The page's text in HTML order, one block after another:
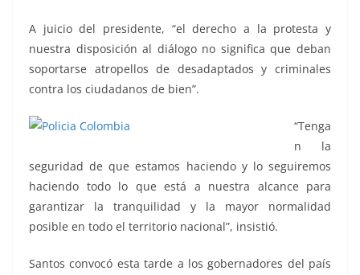
A juicio del presidente, “el derecho a la protesta y
nuestra disposición al diálogo no significa que deban
soportarse atropellos de desadaptados y criminales
contra los ciudadanos de bien”.
“Tenga
n la
seguridad de que estamos haciendo y lo seguiremos
haciendo todo lo que está a nuestra alcance para
garantizar la tranquilidad y la mayor normalidad
posible en todo el territorio nacional”, insistió.
Santos convocó esta tarde a los gobernadores del país